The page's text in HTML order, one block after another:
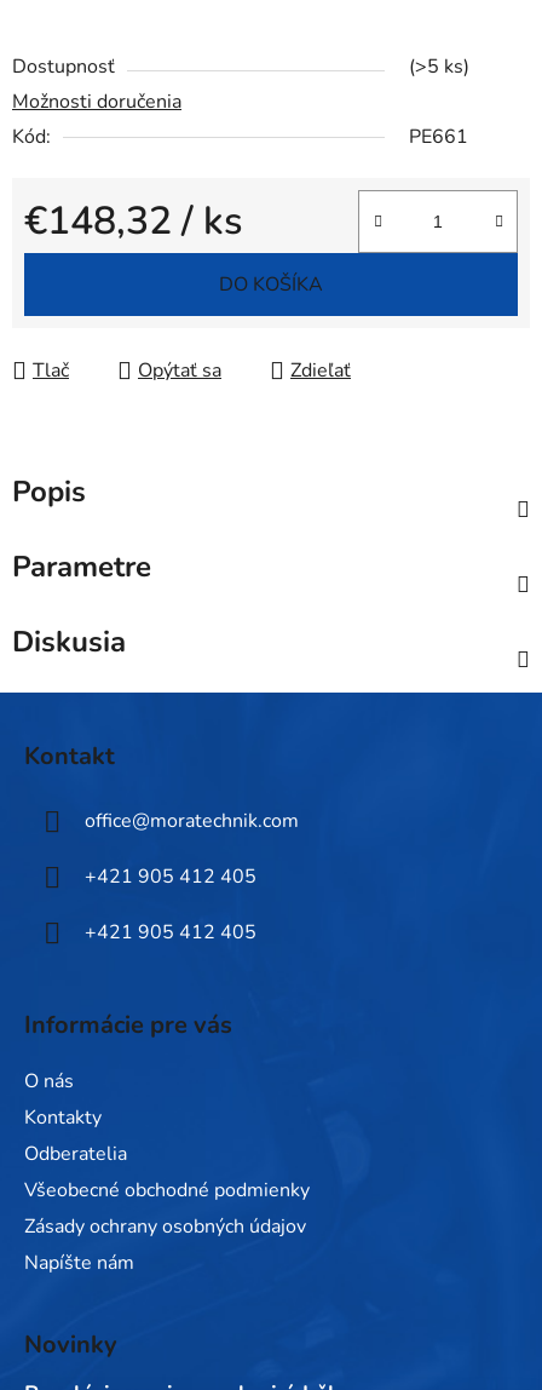
Dostupnosť
(>5 ks)
Možnosti doručenia
Kód:
PE661
€148,32/ ks
Jednotková cena:
DO KOŠÍKA
Tlač Opýtať sa Zdieľať
Popis
Parametre
Diskusia
Kontakt
office@moratechnik.com
+421 905 412 405
+421 905 412 405
Informácie pre vás
O nás
Kontakty
Odberatelia
Všeobecné obchodné podmienky
Zásady ochrany osobných údajov
Napíšte nám
Novinky